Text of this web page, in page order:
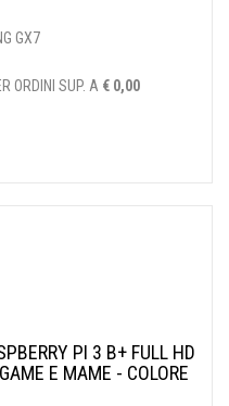
GX7
ORDINI SUP. A € 0,00
PI 3 B+ FULL HD
E MAME - COLORE